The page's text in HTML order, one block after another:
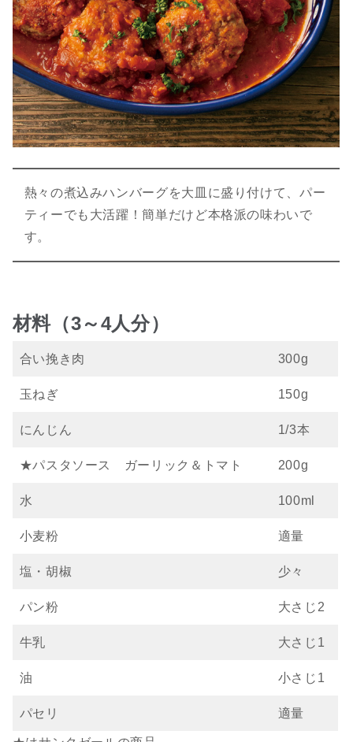
熱々の煮込みハンバーグを大皿に盛り付けて、パー
ティーでも大活躍！簡単だけど本格派の味わいで
す。
材料（3～4人分）
合い挽き肉 300g
玉ねぎ 150g
にんじん 1/3本
★パスタソース ガーリック＆トマト 200g
水 100ml
小麦粉 適量
塩・胡椒 少々
パン粉 大さじ2
牛乳 大さじ1
油 小さじ1
パセリ 適量